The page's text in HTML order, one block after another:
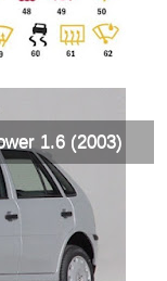
1.6 (2003)